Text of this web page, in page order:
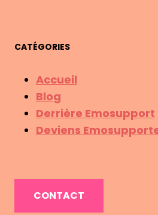
CATÉGORIES
Accueil
Blog
Derrière Emosupport
Deviens
CONTACT